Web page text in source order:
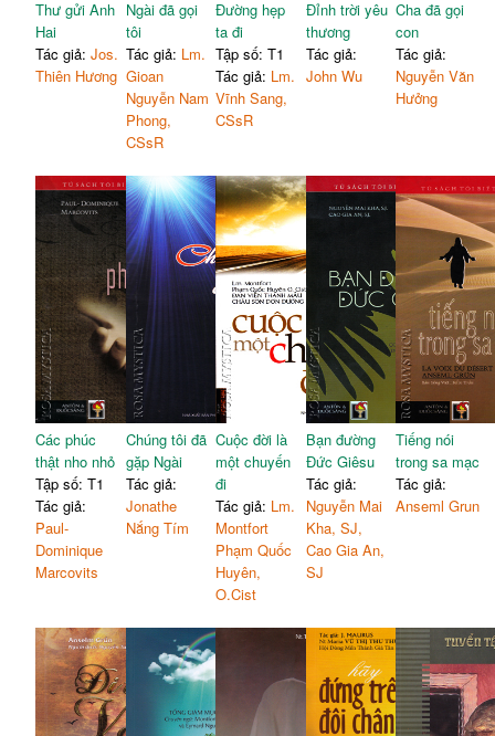
Thư gửi Anh
Hai
Tác giả:Jos.
Thiên Hương
Ngài đã gọi
tôi
Tác giả: Lm.
Gioan
Nguyễn Nam
Phong,
CSsR
Đường hẹp
ta đi
Tập số: T1
Tác giả: Lm.
Vĩnh Sang,
CSsR
Đỉnh trời yêu
thương
Tác giả:
John Wu
Cha đã gọi
con
Tác giả:
Nguyễn Văn
Hưởng
Các phúc
thật nho nhỏ
Tập số: T1
Tác giả:
Paul-
Dominique
Marcovits
Chúng tôi đã
gặp Ngài
Tác giả:
Jonathe
Nắng Tím
Cuộc đời là
một chuyến
đi
Tác giả: Lm.
Montfort
Phạm Quốc
Huyên,
O.Cist
Bạn đường
Đức Giêsu
Tác giả:
Nguyễn Mai
Kha, SJ,
Cao Gia An,
SJ
Tiếng nói
trong sa mạc
Tác giả:
Anseml Grun